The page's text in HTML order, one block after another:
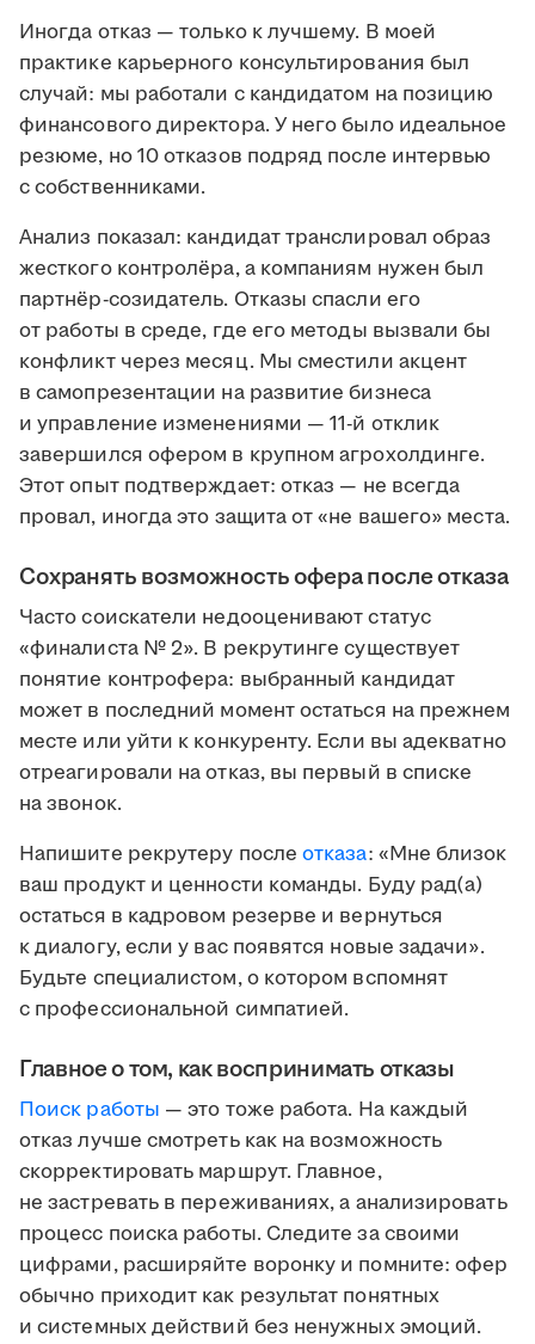
Иногда отказ — только к лучшему. В моей
практике карьерного консультирования был
случай: мы работали с кандидатом на позицию
финансового директора. У него было идеальное
резюме, но 10 отказов подряд после интервью
с собственниками.
Анализ показал: кандидат транслировал образ
жесткого контролёра, а компаниям нужен был
партнёр-созидатель. Отказы спасли его
от работы в среде, где его методы вызвали бы
конфликт через месяц. Мы сместили акцент
в самопрезентации на развитие бизнеса
и управление изменениями — 11-й отклик
завершился офером в крупном агрохолдинге.
Этот опыт подтверждает: отказ — не всегда
провал, иногда это защита от «не вашего» места.
Сохранять возможность офера после отказа
Часто соискатели недооценивают статус
«финалиста № 2». В рекрутинге существует
понятие контрофера: выбранный кандидат
может в последний момент остаться на прежнем
месте или уйти к конкуренту. Если вы адекватно
отреагировали на отказ, вы первый в списке
на звонок.
Напишите рекрутеру послеотказа: «Мне близок
ваш продукт и ценности команды. Буду рад(а)
остаться в кадровом резерве и вернуться
к диалогу, если у вас появятся новые задачи».
Будьте специалистом, о котором вспомнят
с профессиональной симпатией.
Главное о том, как воспринимать отказы
Поиск работы — это тоже работа. На каждый
отказ лучше смотреть как на возможность
скорректировать маршрут. Главное,
не застревать в переживаниях, а анализировать
процесс поиска работы. Следите за своими
цифрами, расширяйте воронку и помните: офер
обычно приходит как результат понятных
и системных действий без ненужных эмоций.